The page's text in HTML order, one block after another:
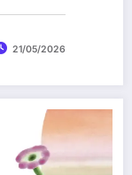
21/05/2026